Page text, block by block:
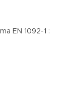
EN 1092-1 :